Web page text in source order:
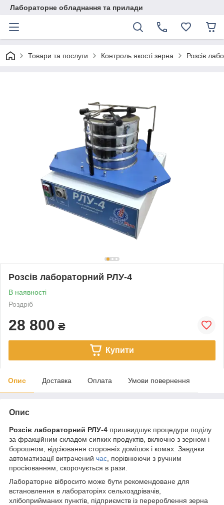
Лабораторне обладнання та прилади
Товари та послуги Контроль якості зерна Розсів
Розсів лабораторний РЛУ-4
В наявності
Роздріб
28 800 ₴
Купити
Опис Доставка Оплата Умови повернення
Опис
Розсів лабораторний РЛУ-4 пришвидшує процедури поділу
за фракційним складом сипких продуктів, включно з зерном і
борошном, відсіювання сторонніх домішок і комах. Завдяки
автоматизації витрачений час , порівнюючи з ручним
просіюванням, скорочується в рази.
Лабораторне вібросито може бути рекомендоване для
встановлення в лабораторіях сельхоздрівачів,
хлібоприйманих пунктів, підприємств із перероблення зерна